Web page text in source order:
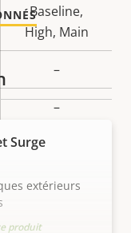
Baseline,
High, Main
–
–
Surge
extérieurs
produit